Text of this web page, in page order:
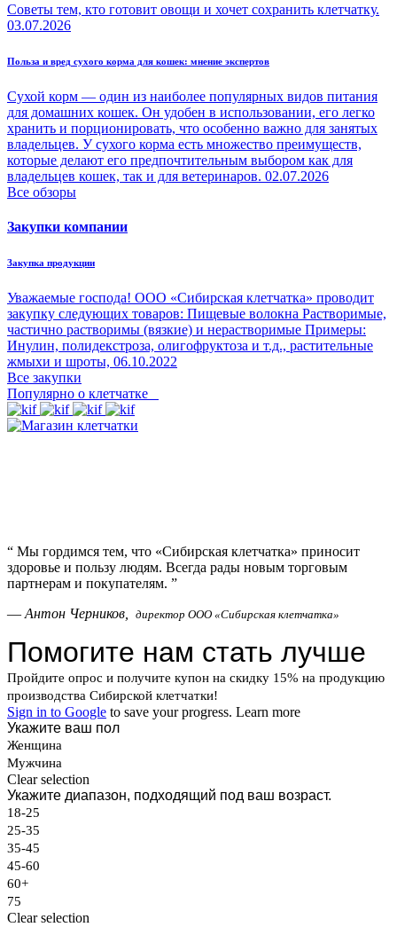
Советы тем, кто готовит овощи и хочет сохранить клетчатку.
03.07.2026
Польза и вред сухого корма для кошек: мнение экспертов
Сухой корм — один из наиболее популярных видов питания
для домашних кошек. Он удобен в использовании, его легко
хранить и порционировать, что особенно важно для занятых
владельцев. У сухого корма есть множество преимуществ,
которые делают его предпочтительным выбором как для
владельцев кошек, так и для ветеринаров. 02.07.2026
Все обзоры
Закупки компании
Закупка продукции
Уважаемые господа! ООО «Сибирская клетчатка» проводит
закупку следующих товаров: Пищевые волокна Растворимые,
частично растворимы (вязкие) и нерастворимые Примеры:
Инулин, полидекстроза, олигофруктоза и т.д., растительные
жмыхи и шроты, 06.10.2022
Все закупки
Популярно о клетчатке
“ Мы гордимся тем, что «Сибирская клетчатка» приносит
здоровье и пользу людям. Всегда рады новым торговым
партнерам и покупателям. ”
— Антон Черников, директор ООО «Сибирская клетчатка»